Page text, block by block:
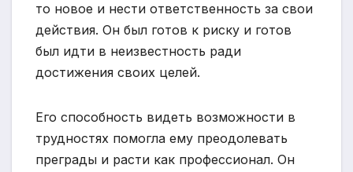
то новое и нести ответственность за свои
действия. Он был готов к риску и готов
был идти в неизвестность ради
достижения своих целей.
Его способность видеть возможности в
трудностях помогла ему преодолевать
преграды и расти как профессионал. Он